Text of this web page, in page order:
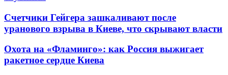
Счетчики Гейгера зашкаливают после
уранового взрыва в Киеве, что скрывают власти
Охота на «Фламинго»: как Россия выжигает
ракетное сердце Киева